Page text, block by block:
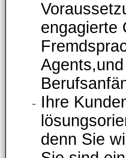
engagierte
Ihre
denn Sie